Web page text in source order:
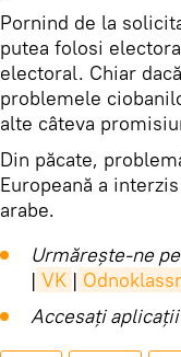
Pornind de la
putea folosi
electoral. Chiar
problemele
alte câteva
Din păcate,
Europeană a
arabe.
Urmărește-ne
| VK |
Accesaţi